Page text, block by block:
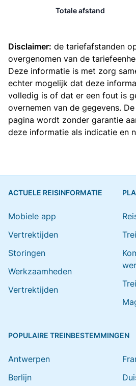
Totale afstand
Disclaimer: de tariefafstanden
overgenomen van de
Deze informatie is met zorg
echter mogelijk dat deze
volledig is of dat er een fout is
overnemen van de gegevens.
pagina wordt zonder garantie
deze informatie als indicatie en
ACTUELE REISINFORMATIE
Mobiele app
Vertrektijden
Storingen
Werkzaamheden
Vertrektijden
POPULAIRE TREINBESTEMMINGEN
Antwerpen
Berlijn